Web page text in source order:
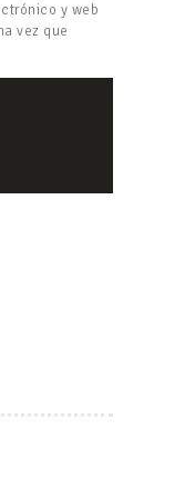
y web
vez que